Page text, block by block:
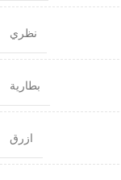
نظري
بطارية
ازرق